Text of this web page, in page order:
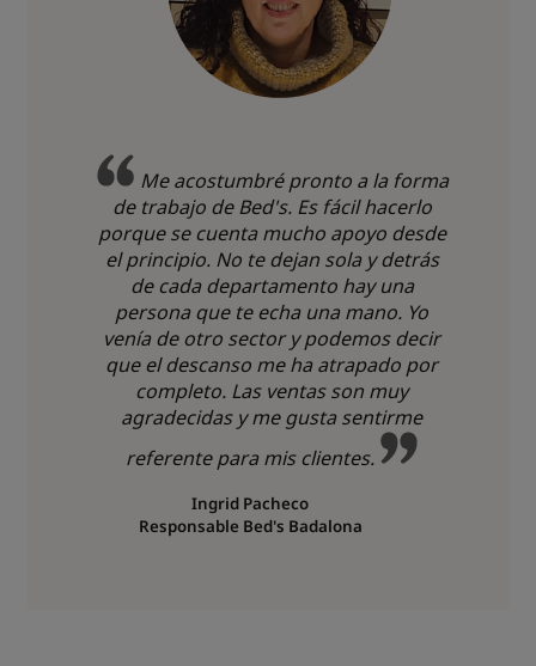
Me acostumbré pronto a la forma
de trabajo de Bed's. Es fácil hacerlo
porque se cuenta mucho apoyo desde
el principio. No te dejan sola y detrás
de cada departamento hay una
persona que te echa una mano. Yo
venía de otro sector y podemos decir
que el descanso me ha atrapado por
completo. Las ventas son muy
agradecidas y me gusta sentirme
referente para mis clientes.
Ingrid Pacheco
Responsable Bed's Badalona